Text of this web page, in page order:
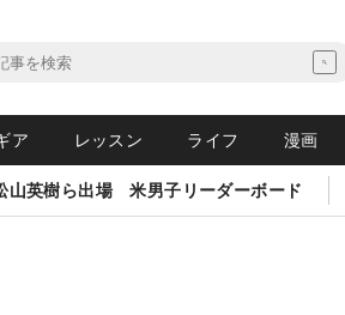
ア レッスン ライフ 漫画
山英樹ら出場 米男子リーダーボード